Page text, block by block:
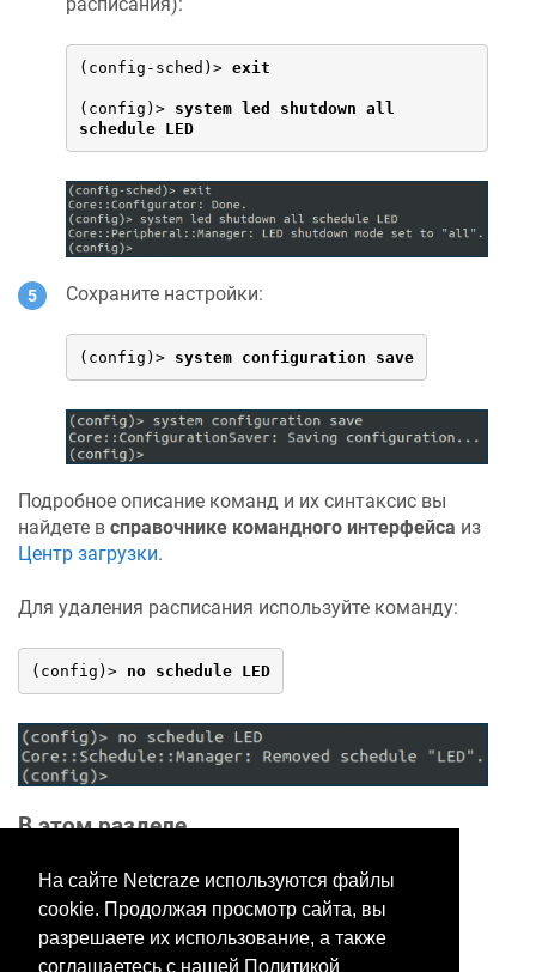
На сайте Netcraze используются файлы
cookie. Продолжая просмотр сайта, вы
разрешаете их использование, а также
соглашаетесь с нашей Политикой
(config-sched)> exit
(config)> system led shutdown all
schedule LED
Сохраните настройки:
(config)> system configuration save
Подробное описание команд и их синтаксис вы
найдете в справочнике командного интерфейса из
Центр загрузки.
Для удаления расписания используйте команду:
(config)> no schedule LED
В этом разделе
Хотите оставить отзыв?
Нажмите здесь, чтобы